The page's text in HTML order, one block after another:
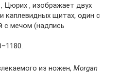
Цюрих , изображает двух
каплевидных щитах, один с
с мечом (надпись
из ножен, Morgan